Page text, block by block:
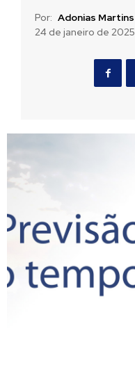
Por: Adonias Martins
24 de janeiro de 2025